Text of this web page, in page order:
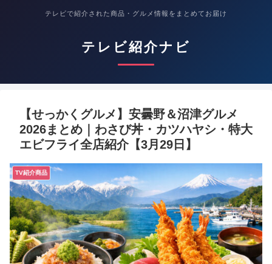
テレビで紹介された商品・グルメ情報をまとめてお届け
テレビ紹介ナビ
【せっかくグルメ】安曇野＆沼津グルメ
2026まとめ｜わさび丼・カツハヤシ・特大
エビフライ全店紹介【3月29日】
TV紹介商品